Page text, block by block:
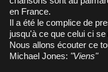
en France.
Il a été le complice de
jusqu'à ce que celui ci
Nous allons écouter ce
Michael Jones: "Viens"